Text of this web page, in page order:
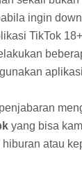
ingin
TikTok
yang bisa
atau